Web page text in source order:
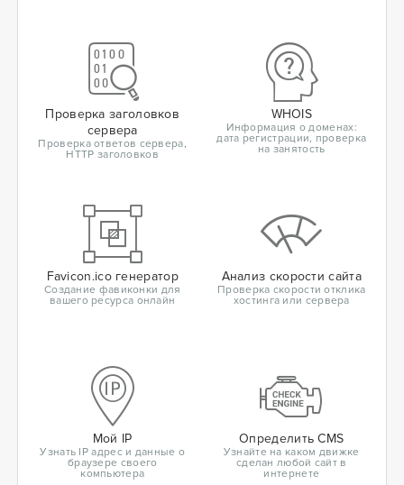
Проверка заголовков
сервера
Проверка ответов сервера,
HTTP заголовков
WHOIS
Информация о доменах:
дата регистрации, проверка
на занятость
Favicon.ico генератор
Создание фавиконки для
вашего ресурса онлайн
Анализ скорости сайта
Проверка скорости отклика
хостинга или сервера
Мой IP
Узнать IP адрес и данные о
браузере своего
компьютера
Определить CMS
Узнайте на каком движке
сделан любой сайт в
интернете